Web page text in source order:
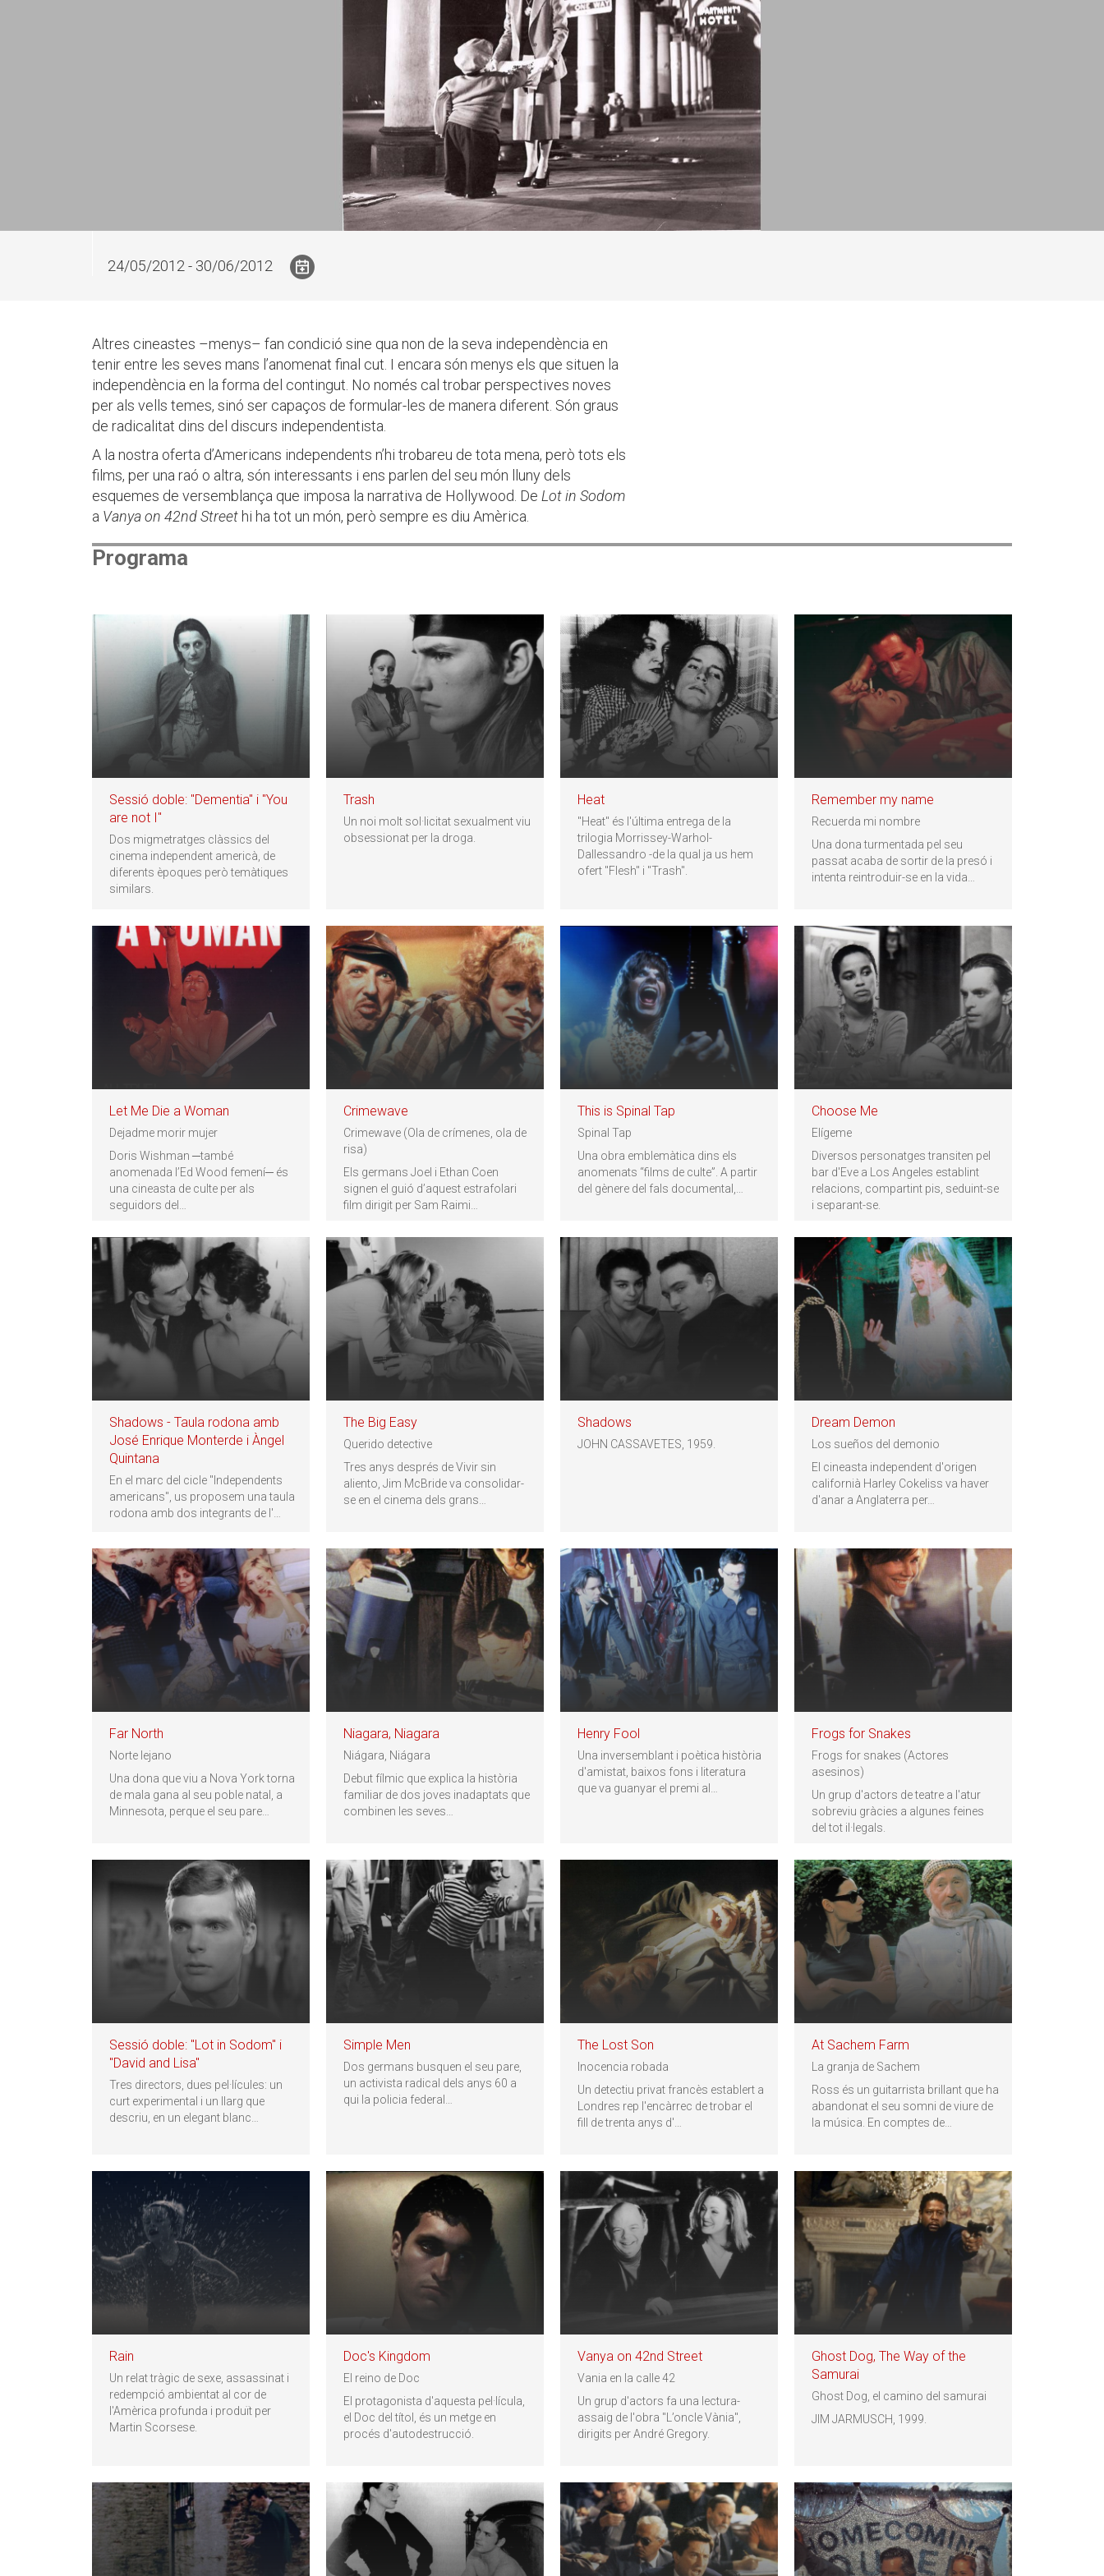
24/05/2012 - 30/06/2012
Altres cineastes –menys– fan condició sine qua non de la seva independència en
tenir entre les seves mans l’anomenat final cut. I encara són menys els que situen la
independència en la forma del contingut. No només cal trobar perspectives noves
per als vells temes, sinó ser capaços de formular-les de manera diferent. Són graus
de radicalitat dins del discurs independentista.
A la nostra oferta d’Americans independents n’hi trobareu de tota mena, però tots els
films, per una raó o altra, són interessants i ens parlen del seu món lluny dels
esquemes de versemblança que imposa la narrativa de Hollywood. De Lot in Sodom
a Vanya on 42nd Street hi ha tot un món, però sempre es diu Amèrica.
Programa
Sessió doble: "Dementia" i "You
are not I"
Dos migmetratges clàssics del
cinema independent americà, de
diferents èpoques però temàtiques
similars.
Trash
Un noi molt sol·licitat sexualment viu
obsessionat per la droga.
Heat
"Heat" és l'última entrega de la
trilogia Morrissey-Warhol-
Dallessandro -de la qual ja us hem
ofert "Flesh" i "Trash".
Remember my name
Recuerda mi nombre
Una dona turmentada pel seu
passat acaba de sortir de la presó i
intenta reintroduir-se en la vida
Let Me Die a Woman
Dejadme morir mujer
Doris Wishman ─també
anomenada l’Ed Wood femení─ és
una cineasta de culte per als
seguidors del
Crimewave
Crimewave (Ola de crímenes, ola de
risa)
Els germans Joel i Ethan Coen
signen el guió d’aquest estrafolari
film dirigit per Sam Raimi
This is Spinal Tap
Spinal Tap
Una obra emblemàtica dins els
anomenats “films de culte”. A partir
del gènere del fals documental,
Choose Me
Elígeme
Diversos personatges transiten pel
bar d'Eve a Los Angeles establint
relacions, compartint pis, seduint-se
i separant-se.
Shadows - Taula rodona amb
José Enrique Monterde i Àngel
Quintana
En el marc del cicle "Independents
americans", us proposem una taula
rodona amb dos integrants de l'
The Big Easy
Querido detective
Tres anys després de Vivir sin
aliento, Jim McBride va consolidar-
se en el cinema dels grans
Shadows
JOHN CASSAVETES, 1959.
Dream Demon
Los sueños del demonio
El cineasta independent d'origen
californià Harley Cokeliss va haver
d'anar a Anglaterra per…
Far North
Norte lejano
Una dona que viu a Nova York torna
de mala gana al seu poble natal, a
Minnesota, perque el seu pare
Niagara, Niagara
Niágara, Niágara
Debut fílmic que explica la història
familiar de dos joves inadaptats que
combinen les seves
Henry Fool
Una inversemblant i poètica història
d'amistat, baixos fons i literatura
que va guanyar el premi al
Frogs for Snakes
Frogs for snakes (Actores
asesinos)
Un grup d'actors de teatre a l'atur
sobreviu gràcies a algunes feines
del tot il·legals.
Sessió doble: "Lot in Sodom" i
"David and Lisa"
Tres directors, dues pel·lícules: un
curt experimental i un llarg que
descriu, en un elegant blanc
Simple Men
Dos germans busquen el seu pare,
un activista radical dels anys 60 a
qui la policia federal
The Lost Son
Inocencia robada
Un detectiu privat francès establert a
Londres rep l'encàrrec de trobar el
fill de trenta anys d'
At Sachem Farm
La granja de Sachem
Ross és un guitarrista brillant que ha
abandonat el seu somni de viure de
la música. En comptes de
Rain
Un relat tràgic de sexe, assassinat i
redempció ambientat al cor de
l'Amèrica profunda i produït per
Martin Scorsese.
Doc's Kingdom
El reino de Doc
El protagonista d'aquesta pel·lícula,
el Doc del títol, és un metge en
procés d'autodestrucció.
Vanya on 42nd Street
Vania en la calle 42
Un grup d'actors fa una lectura-
assaig de l'obra "L’oncle Vània",
dirigits per André Gregory.
Ghost Dog, The Way of the
Samurai
Ghost Dog, el camino del samurai
JIM JARMUSCH, 1999.